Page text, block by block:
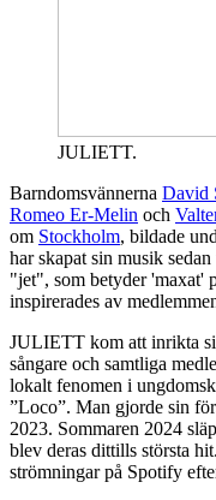
JULIETT.
Barndomsvännerna David
Romeo Er-Melin och
om Stockholm, bildade
har skapat sin musik
"jet", som betyder 'maxat'
inspirerades av
JULIETT kom att inrikta
sångare och samtliga
lokalt fenomen i
”Loco”. Man gjorde sin
2023. Sommaren 2024
blev deras dittills största
strömningar på Spotify